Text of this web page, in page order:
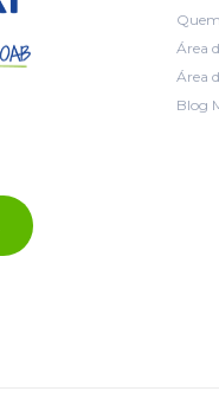
Área
Área
Blog